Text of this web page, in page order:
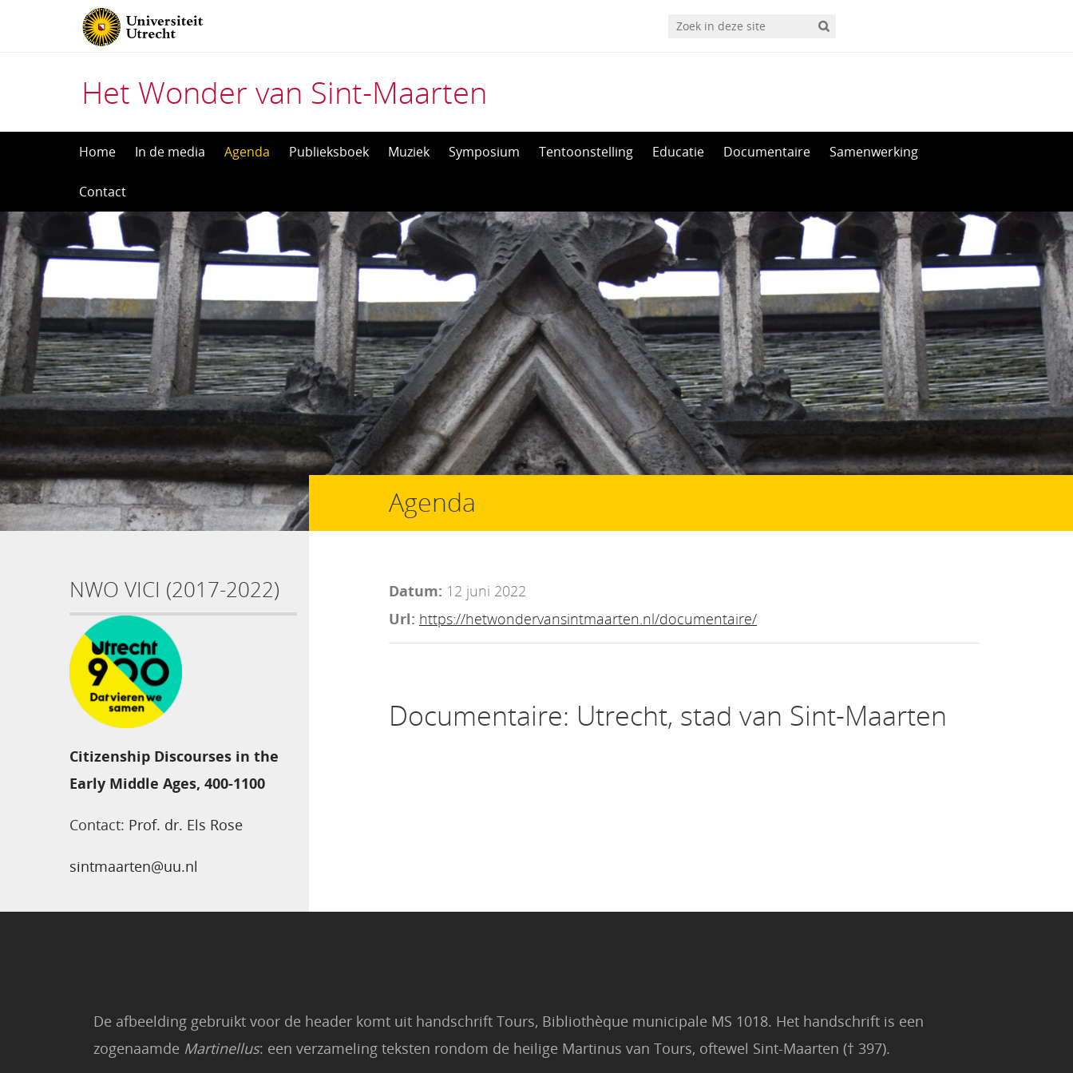
Het Wonder van Sint-Maarten
inhoud
Home In de media Agenda Publieksboek Muziek Symposium Tentoonstelling Educatie Documentaire Samenwerking
Contact
NWO VICI (2017-2022)
Citizenship Discourses in the
Early Middle Ages, 400-1100
Contact: Prof. dr. Els Rose
sintmaarten@uu.nl
Agenda
Datum: 12 juni 2022
Url: https://hetwondervansintmaarten.nl/documentaire/
Documentaire: Utrecht, stad van Sint-Maarten
De afbeelding gebruikt voor de header komt uit handschrift Tours, Bibliothèque municipale MS 1018. Het handschrift is een
zogenaamde Martinellus: een verzameling teksten rondom de heilige Martinus van Tours, oftewel Sint-Maarten († 397).